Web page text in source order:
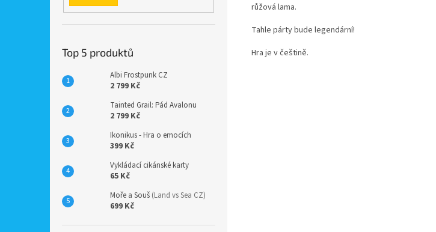
Top 5 produktů
Albi Frostpunk CZ
2 799 Kč
Tainted Grail: Pád Avalonu
2 799 Kč
Ikonikus - Hra o emocích
399 Kč
Vykládací cikánské karty
65 Kč
Moře a Souš (Land vs Sea CZ)
699 Kč
růžová lama.
Tahle párty bude legendární!
Hra je v češtině.